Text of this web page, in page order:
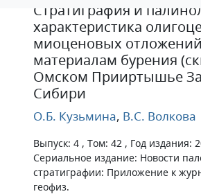
Стратиграфия и
характеристика
миоценовых
материалам бурения
Омском Прииртышье
Сибири
О.Б. Кузьмина, В.С. Волкова
Выпуск: 4 , Том: 42 , Год издания:
Сериальное издание: Новости
стратиграфии: Приложение к
геофиз.